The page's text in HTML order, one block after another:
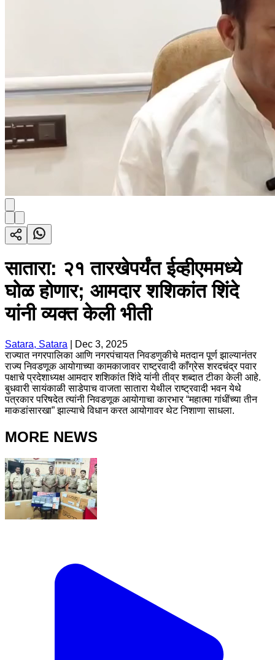
सातारा: २१ तारखेपर्यंत ईव्हीएममध्ये
घोळ होणार; आमदार शशिकांत शिंदे
यांनी व्यक्त केली भीती
Satara, Satara
Dec 3, 2025
राज्यात नगरपालिका आणि नगरपंचायत निवडणुकीचे मतदान पूर्ण झाल्यानंतर
राज्य निवडणूक आयोगाच्या कामकाजावर राष्ट्रवादी काँग्रेस शरदचंद्र पवार
पक्षाचे प्रदेशाध्यक्ष आमदार शशिकांत शिंदे यांनी तीव्र शब्दात टीका केली आहे.
बुधवारी सायंकाळी साडेपाच वाजता सातारा येथील राष्ट्रवादी भवन येथे
पत्रकार परिषदेत त्यांनी निवडणूक आयोगाचा कारभार “महात्मा गांधींच्या तीन
माकडांसारखा” झाल्याचे विधान करत आयोगावर थेट निशाणा साधला.
MORE NEWS